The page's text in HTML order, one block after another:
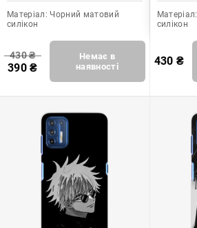
Матеріал: Чорний матовий
силікон
430₴
390₴
Немає в
наявності
Матеріал:
силікон
430 ₴